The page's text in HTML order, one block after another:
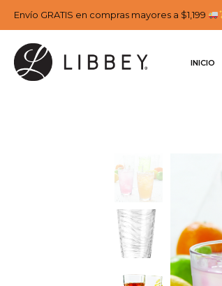
Envío GRATIS en compras mayores a $1,199
INICIO